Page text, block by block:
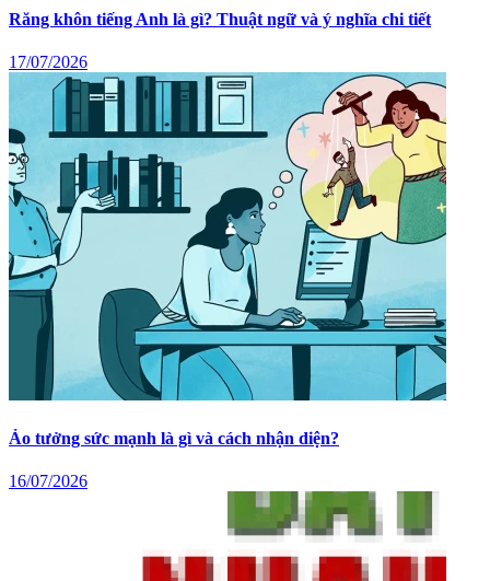
Răng khôn tiếng Anh là gì? Thuật ngữ và ý nghĩa chi tiết
17/07/2026
Ảo tưởng sức mạnh là gì và cách nhận diện?
16/07/2026